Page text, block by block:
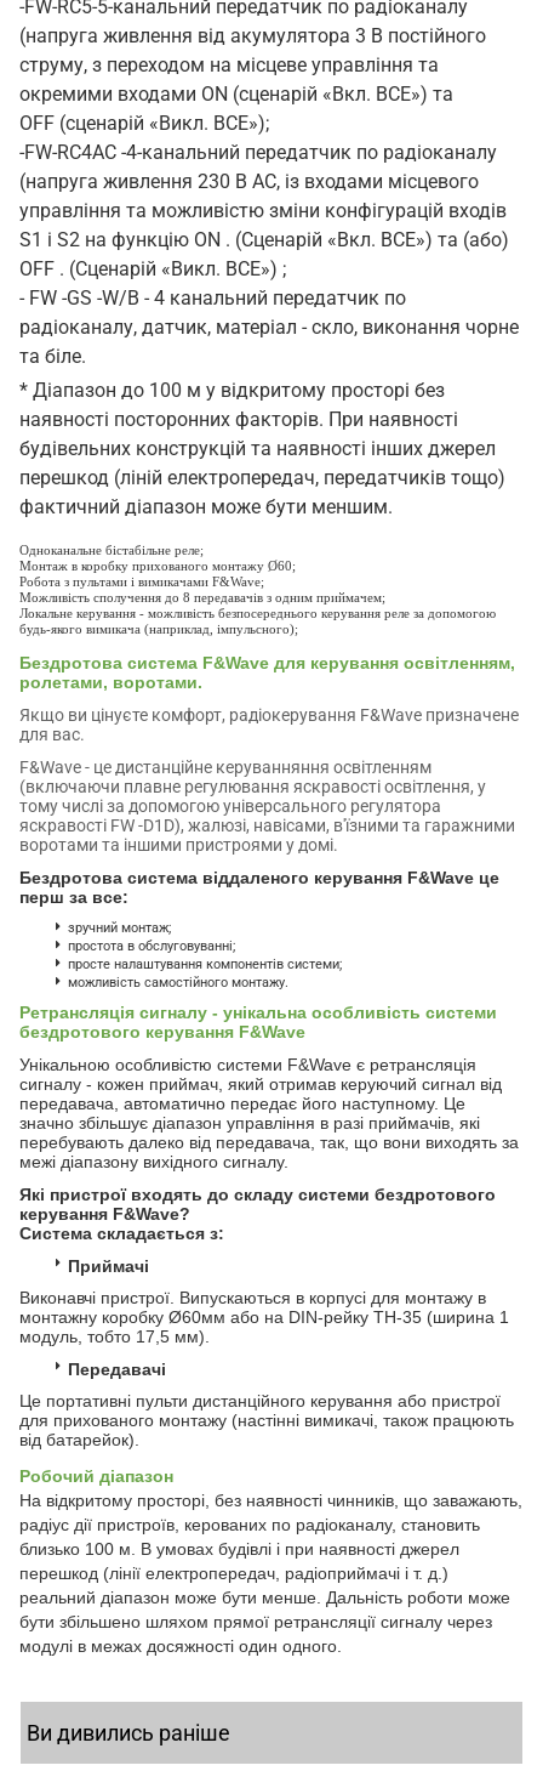
-FW-RC5-5-канальний передатчик по радіоканалу
(напруга живлення від акумулятора 3 В постійного
струму, з переходом на місцеве управління та
окремими входами ON (сценарій «Вкл. ВСЕ») та
OFF (сценарій «Викл. ВСЕ»);
-FW-RC4AC -4-канальний передатчик по радіоканалу
(напруга живлення 230 В АС, із входами місцевого
управління та можливістю зміни конфігурацій входів
S1 і S2 на функцію ON . (Сценарій «Вкл. ВСЕ») та (або)
OFF . (Сценарій «Викл. ВСЕ») ;
- FW -GS -W/B - 4 канальний передатчик по
радіоканалу, датчик, матеріал - скло, виконання чорне
та біле.
* Діапазон до 100 м у відкритому просторі без
наявності посторонних факторів. При наявності
будівельних конструкцій та наявності інших джерел
перешкод (ліній електропередач, передатчиків тощо)
фактичний діапазон може бути меншим.
Одноканальне бістабільне реле;
Монтаж в коробку прихованого монтажу Ø60;
Робота з пультами і вимикачами F&Wave;
Можливість сполучення до 8 передавачів з одним приймачем;
Локальне керування - можливість безпосереднього керування реле за допомогою
будь-якого вимикача (наприклад, імпульсного);
Бездротова система F&Wave для керування освітленням,
ролетами, воротами.
Якщо ви цінуєте комфорт, радіокерування F&Wave призначене
для вас.
F&Wave - це дистанційне керуванняння освітленням
(включаючи плавне регулювання яскравості освітлення, у
тому числі за допомогою універсального регулятора
яскравості FW -D1D), жалюзі, навісами, в'їзними та гаражними
воротами та іншими пристроями у домі.
Бездротова система віддаленого керування F&Wave це
перш за все:
зручний монтаж;
простота в обслуговуванні;
просте налаштування компонентів системи;
можливість самостійного монтажу.
Ретрансляція сигналу - унікальна особливість системи
бездротового керування F&Wave
Унікальною особливістю системи F&Wave є ретрансляція
сигналу - кожен приймач, який отримав керуючий сигнал від
передавача, автоматично передає його наступному. Це
значно збільшує діапазон управління в разі приймачів, які
перебувають далеко від передавача, так, що вони виходять за
межі діапазону вихідного сигналу.
Які пристрої входять до складу системи бездротового
керування F&Wave?
Система складається з:
Приймачі
Виконавчі пристрої. Випускаються в корпусі для монтажу в
монтажну коробку Ø60мм або на DIN-рейку TH-35 (ширина 1
модуль, тобто 17,5 мм).
Передавачі
Це портативні пульти дистанційного керування або пристрої
для прихованого монтажу (настінні вимикачі, також працюють
від батарейок).
Робочий діапазон
На відкритому просторі, без наявності чинників, що заважають,
радіус дії пристроїв, керованих по радіоканалу, становить
близько 100 м. В умовах будівлі і при наявності джерел
перешкод (лінії електропередач, радіоприймачі і т. д.)
реальний діапазон може бути менше. Дальність роботи може
бути збільшено шляхом прямої ретрансляції сигналу через
модулі в межах досяжності один одного.
Ви дивились раніше